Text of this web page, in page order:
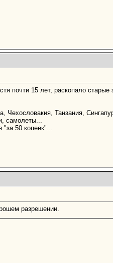
почти 15 лет, раскопало
Танзания,
самолеты...
"за 50 копеек"...
разрешении.